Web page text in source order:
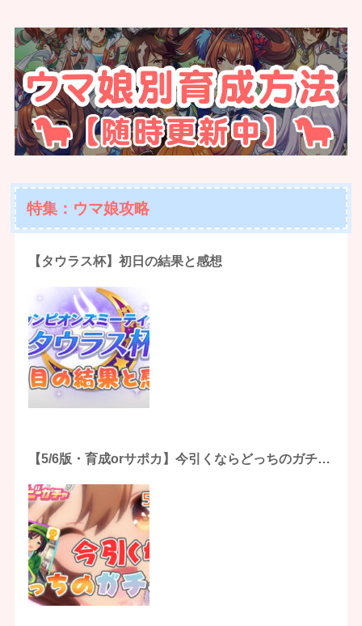
特集：ウマ娘攻略
【タウラス杯】初日の結果と感想
【5/6版・育成orサポカ】今引くならどっちのガチャ
を優先？